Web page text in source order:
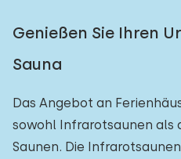
Genießen Sie Ihren
Sauna
Das Angebot an
sowohl Infrarotsaunen als
Saunen. Die